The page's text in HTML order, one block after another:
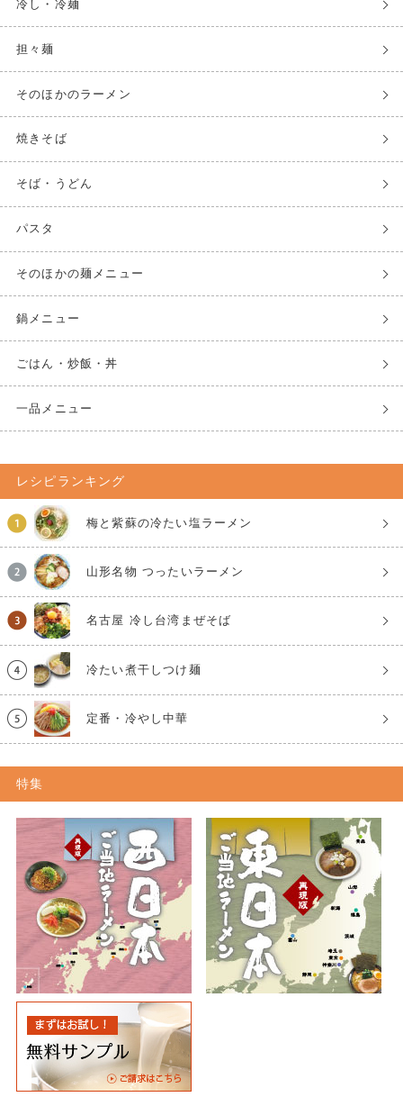
冷し・冷麺
担々麺
そのほかのラーメン
焼きそば
そば・うどん
パスタ
そのほかの麺メニュー
鍋メニュー
ごはん・炒飯・丼
一品メニュー
レシピランキング
梅と紫蘇の冷たい塩ラーメン
山形名物 つったいラーメン
名古屋 冷し台湾まぜそば
冷たい煮干しつけ麺
定番・冷やし中華
特集